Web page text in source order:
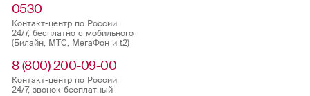
0530
Контакт-центр по России
24/7, бесплатно с мобильного
(Билайн, МТС, МегаФон и t2)
8 (800) 200-09-00
Контакт-центр по России
24/7, звонок бесплатный